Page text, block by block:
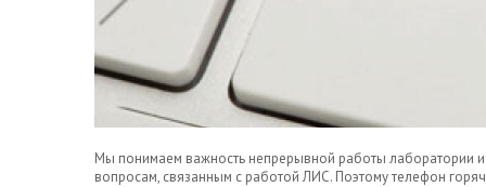
Мы понимаем важность непрерывной работы лаборатории
вопросам, связанным с работой ЛИС. Поэтому телефон